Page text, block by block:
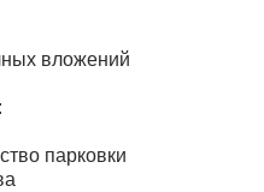
вложений
парковки